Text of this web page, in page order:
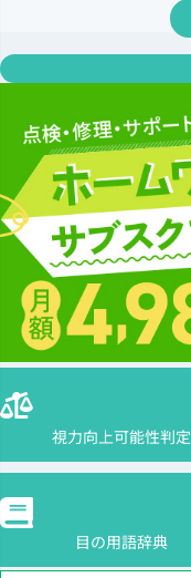
視力向上可能性判定
目の用語辞典